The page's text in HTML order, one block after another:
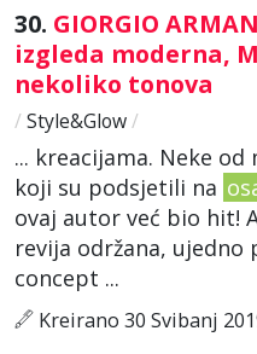
30. GIORGIO
izgleda moderna,
nekoliko tonova
/ Style&Glow/
... kreacijama. Neke
koji su podsjetili na
ovaj autor već bio hit!
revija održana,
concept ...
Kreirano 30 Svibanj